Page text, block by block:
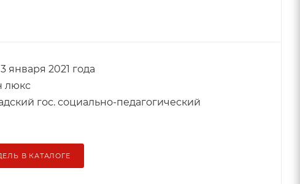
января 2021 года
люкс
гос. социально-педагогический
В КАТАЛОГЕ